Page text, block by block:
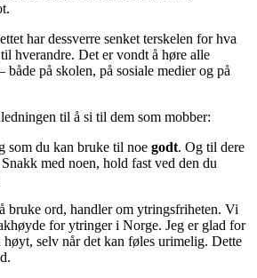
har dessverre senket terskelen for hva
hverandre. Det er vondt å høre alle
både på skolen, på sosiale medier og på
til å si til dem som mobber:
som du kan bruke til noe godt. Og til dere
med noen, hold fast ved den du
bruke ord, handler om ytringsfriheten. Vi
for ytringer i Norge. Jeg er glad for
selv når det kan føles urimelig. Dette